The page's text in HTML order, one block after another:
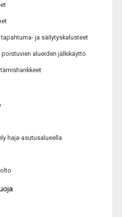
ja säilytyskalusteet
alueiden jälkikäyttö
haja-asutusalueella